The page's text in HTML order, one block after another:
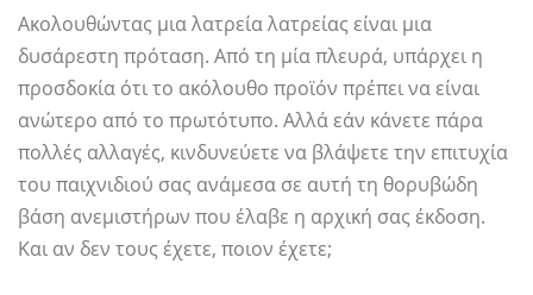
Ακολουθώντας μια λατρεία λατρείας είναι μια
δυσάρεστη πρόταση. Από τη μία πλευρά, υπάρχει η
προσδοκία ότι το ακόλουθο προϊόν πρέπει να είναι
ανώτερο από το πρωτότυπο. Αλλά εάν κάνετε πάρα
πολλές αλλαγές, κινδυνεύετε να βλάψετε την επιτυχία
του παιχνιδιού σας ανάμεσα σε αυτή τη θορυβώδη
βάση ανεμιστήρων που έλαβε η αρχική σας έκδοση.
Και αν δεν τους έχετε, ποιον έχετε;